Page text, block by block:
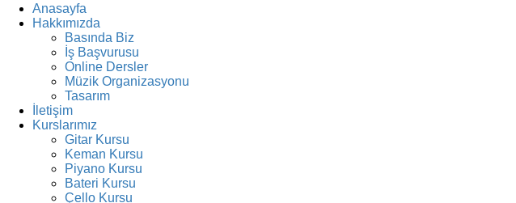
Anasayfa
Hakkımızda
Basında Biz
İş Başvurusu
Online Dersler
Müzik Organizasyonu
Tasarım
İletişim
Kurslarımız
Gitar Kursu
Keman Kursu
Piyano Kursu
Bateri Kursu
Çello Kursu